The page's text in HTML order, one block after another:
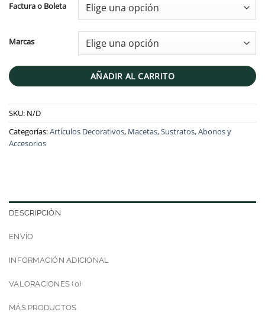
Factura o Boleta
Marcas
AÑADIR AL CARRITO
SKU: N/D
Categorías:Artículos Decorativos, Macetas, Sustratos, Abonos y
Accesorios
DESCRIPCIÓN
ENVÍO
INFORMACIÓN ADICIONAL
VALORACIONES (0)
MÁS PRODUCTOS